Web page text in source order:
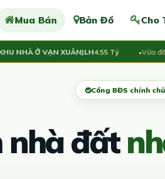
Mua Bán Bản Đồ Cho
Ở VẠN XUÂN)LH4.55 Tỷ Vừa đăng:
Cổng BĐS chính
nhà đất